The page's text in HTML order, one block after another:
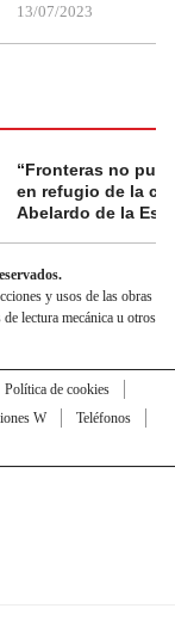
13/07/2023
“Fronteras no
en refugio de la
Abelardo de la
y usos de las obras
lectura mecánica u otros
Política de cookies
W
Teléfonos